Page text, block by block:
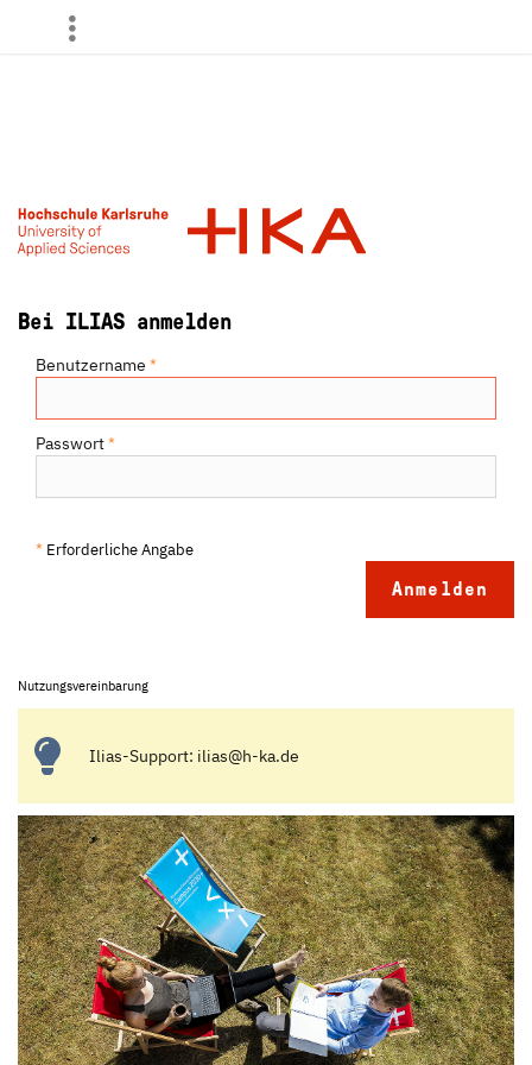
Bei ILIAS anmelden
Benutzername *
Passwort*
* Erforderliche Angabe
Nutzungsvereinbarung
Ilias-Support: ilias@h-ka.de